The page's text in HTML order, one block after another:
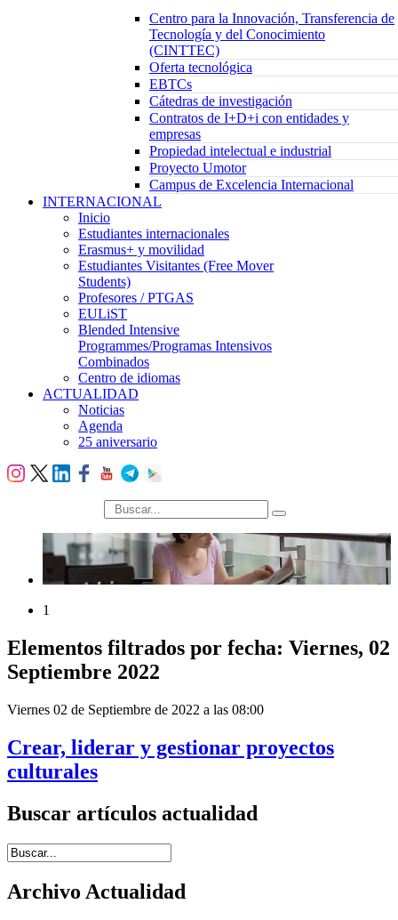
Centro para la Innovación, Transferencia de
Tecnología y del Conocimiento
(CINTTEC)
Oferta tecnológica
EBTCs
Cátedras de investigación
Contratos de I+D+i con entidades y
empresas
Propiedad intelectual e industrial
Proyecto Umotor
Campus de Excelencia Internacional
INTERNACIONAL
Inicio
Estudiantes internacionales
Erasmus+ y movilidad
Estudiantes Visitantes (Free Mover
Students)
Profesores / PTGAS
EULiST
Blended Intensive
Programmes/Programas Intensivos
Combinados
Centro de idiomas
ACTUALIDAD
Noticias
Agenda
25 aniversario
búsqueda
1
Elementos filtrados por fecha: Viernes, 02
Septiembre 2022
Viernes 02 de Septiembre de 2022 a las 08:00
Crear, liderar y gestionar proyectos
culturales
Buscar artículos actualidad
Introduce términos de búsqueda
Archivo Actualidad